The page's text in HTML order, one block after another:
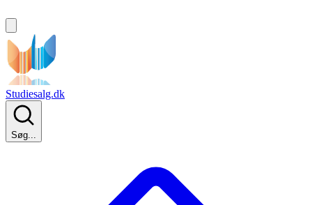
Studiesalg.dk
Søg...